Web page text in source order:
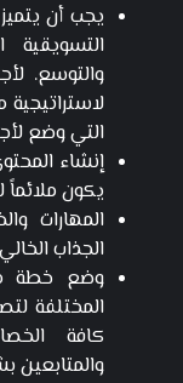
يجب أن
والتوسع.
التي وضع
إنشاء
يكون
المهارات
الجذاب
وضع خطة
المختلفة
كافة
والمتابعين